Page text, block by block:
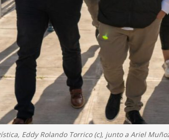
Eddy Rolando Torrico (c), junto a Ariel Muñoz